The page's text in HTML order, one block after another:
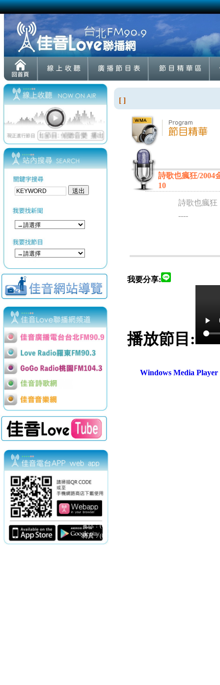
[ ]
詩歌也瘋狂/2004
10
詩歌也瘋狂
----
我要分享:
播放節目:
Windows Media
電話：(02)2369-9050
傳真：(02)2362-7816